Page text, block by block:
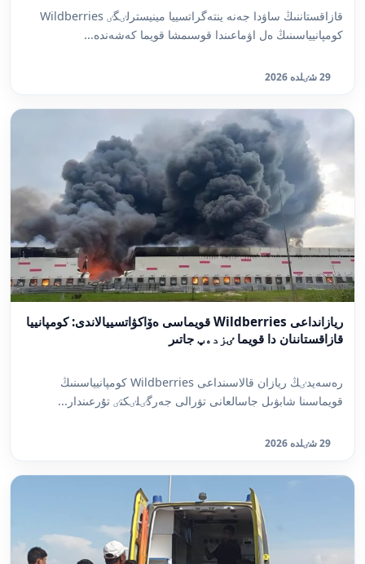
قازاقستاننىڭ ساۋدا جەنە ينتەگراتسييا مينيسترلٸگٸ Wildberries
كومپانيياسىنىڭ ەل اۋماعىندا قوسىمشا قويما كەشەندە...
29 شٸلدە 2026
ريازانداعى Wildberries قويماسى ەۆاكۋاتسييالاندى: كومپانييا
قازاقستاننان دا قويما ٸزدەپ جاتىر
رەسەيدٸڭ ريازان قالاسىنداعى Wildberries كومپانيياسىنىڭ
قويماسىنا شابۋىل جاسالعانى تۋرالى جەرگٸلٸكتٸ تۇرعىندار...
29 شٸلدە 2026